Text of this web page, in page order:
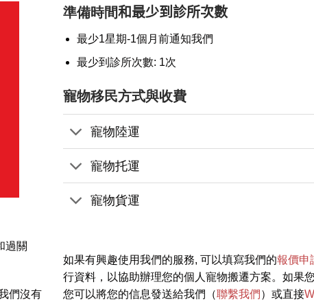
過關
們沒有
準備時間和最少到診所次數
最少1星期-1個月前通知我們
最少到診所次數: 1次
寵物移民方式與收費
寵物陸運
寵物托運
寵物貨運
如果有興趣使用我們的服務, 可以填寫我們的報價申
行資料，以協助辦理您的個人寵物搬遷方案。如果
您可以將您的信息發送給我們（聯繫我們 ）或直接